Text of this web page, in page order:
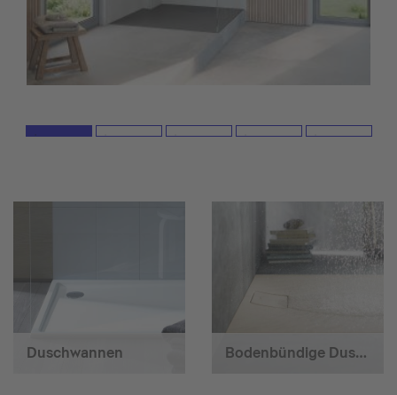
Duschwannen Bodenbündige Duschen